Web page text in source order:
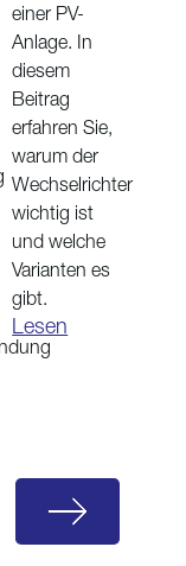
einer PV-
Anlage. In
diesem
Beitrag
erfahren Sie,
warum der
Wechselrichter
wichtig ist
und welche
Varianten es
gibt.
Lesen